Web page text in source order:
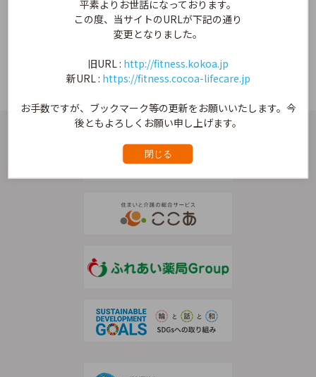
平素よりお世話になっております。
この度、当サイトのURLが下記の通り
変更となりました。
旧URL : http://fitness.kokoa.jp
新URL : https://fitness.cocoa-lifecare.jp
お手数ですが、ブックマーク等の更新をお願いいたします。今
後ともよろしくお願い申し上げます。
閉じる